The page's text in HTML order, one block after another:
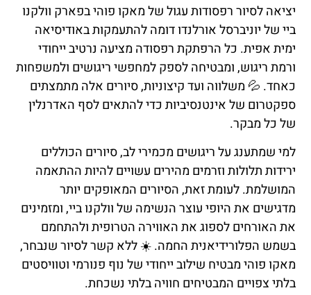
יציאה לסיור רפסודות עגול של מאקו פוהי בפארק וולקנו
ביי של יוניברסל אורלנדו דומה להתעמקות באודיסיאה
ימית אפית. כל הרפתקת רפסודה מציעה נרטיב ייחודי
ורמת ריגוש, ומבטיחה לספק למחפשי ריגושים ולמשפחות
כאחד. 💦 משלווה ועד קיצוניות, סיורים אלה מתמצתים
ספקטרום של אינטנסיביות כדי להתאים לסף האדרנלין
של כל מבקר.
למי שמתענג על ריגושים מכמירי לב, סיורים הכוללים
ירידות תלולות וזרמים מהירים עשויים להיות ההתאמה
המושלמת. לעומת זאת, הסיורים המאופקים יותר
מדגישים את היופי עוצר הנשימה של וולקנו ביי, ומזמינים
את האורחים לספוג את האווירה הטרופית ולהתחמם
בשמש הפלורידיאנית החמה. ☀️ ללא קשר לסיור שנבחר,
מאקו פוהי מבטיח שילוב ייחודי של נוף פנורמי וטוויסטים
בלתי צפויים המבטיחים חוויה בלתי נשכחת.